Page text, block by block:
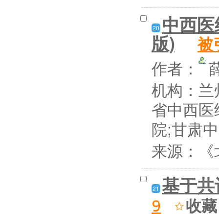
20 中西
版) 被
作者：
机构：
省中西
院;甘肃
来源：
21 基于
9 收藏